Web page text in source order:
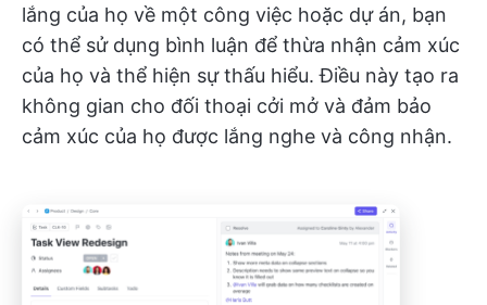
lắng của họ về một công việc hoặc dự án, bạn
có thể sử dụng bình luận để thừa nhận cảm xúc
của họ và thể hiện sự thấu hiểu. Điều này tạo ra
không gian cho đối thoại cởi mở và đảm bảo
cảm xúc của họ được lắng nghe và công nhận.